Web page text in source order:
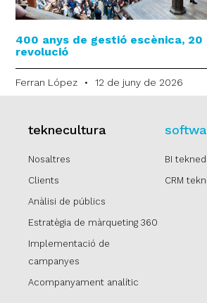
400 anys de gestió escènica, 20
revolució
Ferran López 12 de juny de 2026
teknecultura
Nosaltres
Clients
Anàlisi de públics
Estratègia de màrqueting 360
Implementació de
campanyes
Acompanyament analític
BI
CRM